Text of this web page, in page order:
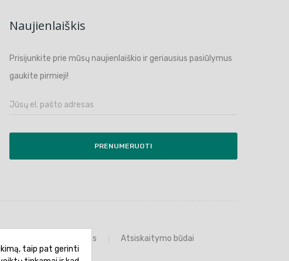
Naujienlaiškis
Prisijunkite prie mūsų naujienlaiškio ir geriausius pasiūlymus
gaukite pirmieji!
PRENUMERUOTI
Prekių grąžinimas
Atsiskaitymo būdai
taip pat gerinti